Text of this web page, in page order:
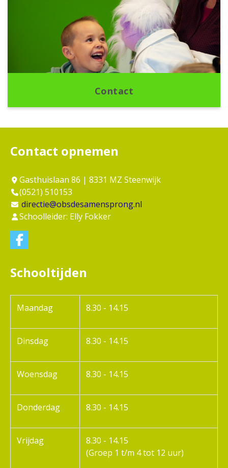
Contact
Contact opnemen
Gasthuislaan 86 | 8331 MZ Steenwijk
(0521) 510153
directie@obsdesamensprong.nl
Schoolleider: Elly Fokker
Schooltijden
Maandag 8.30 - 14.15
Dinsdag 8.30 - 14.15
Woensdag 8.30 - 14.15
Donderdag 8.30 - 14.15
Vrijdag
8.30 - 14.15
(Groep 1 t/m 4 tot 12 uur)